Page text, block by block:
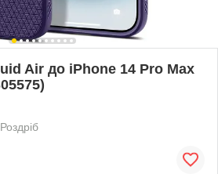
Air до iPhone 14 Pro Max
Роздріб